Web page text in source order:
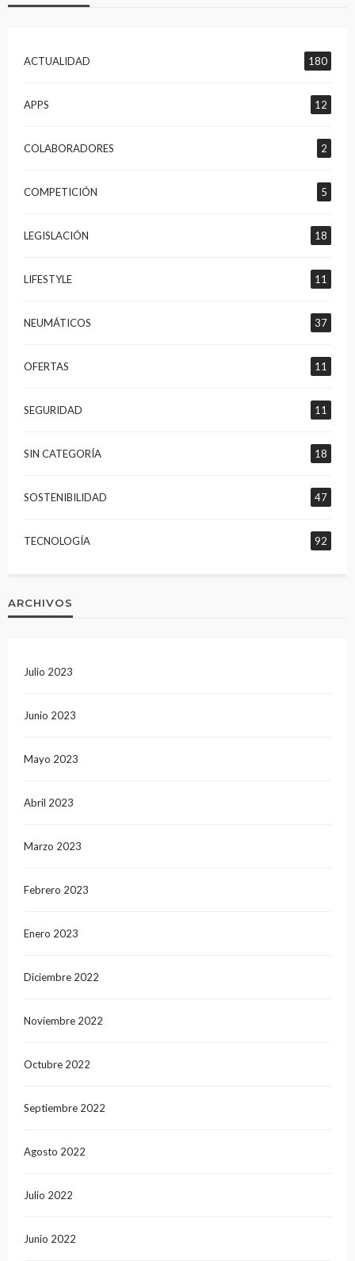
ACTUALIDAD 180
APPS 12
COLABORADORES 2
COMPETICIÓN 5
LEGISLACIÓN 18
LIFESTYLE 11
NEUMÁTICOS 37
OFERTAS 11
SEGURIDAD 11
SIN CATEGORÍA 18
SOSTENIBILIDAD 47
TECNOLOGÍA 92
ARCHIVOS
Julio 2023
Junio 2023
Mayo 2023
Abril 2023
Marzo 2023
Febrero 2023
Enero 2023
Diciembre 2022
Noviembre 2022
Octubre 2022
Septiembre 2022
Agosto 2022
Julio 2022
Junio 2022